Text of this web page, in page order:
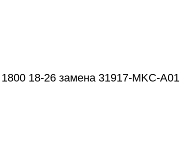
18-26 замена 31917-MKC-A01